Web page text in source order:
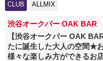
CLUB ALLMIX
渋谷オークバー OAK BAR
【渋谷オークバー OAK
たに誕生した大人の空間★
様々な楽しみ方ができるお